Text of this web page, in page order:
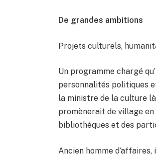
De grandes ambitions
Projets culturels,
Un programme chargé
personnalités politiques
la ministre de la culture
promènerait de village en
bibliothèques et des
Ancien homme